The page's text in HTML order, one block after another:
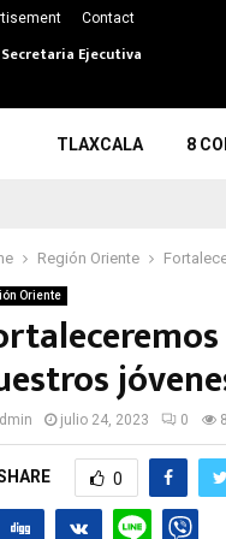
Contact
Ejecutiva
TLAXCALA 8
Región Oriente
Oriente
julio 24, 2023 0
0